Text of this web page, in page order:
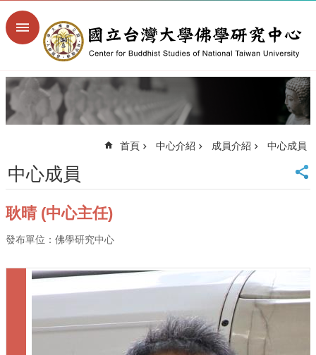
跳到主要內容區塊
進
尋
頁
大
首
頁
臺
文
院
圖
首頁 中心介紹 成員介紹 中心成員
中心成員
耿晴 (中心主任)
發布單位：佛學研究中心